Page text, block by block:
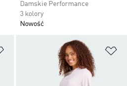
Damskie Performance
3 kolory
Nowość
Dodaj do listy życzeń